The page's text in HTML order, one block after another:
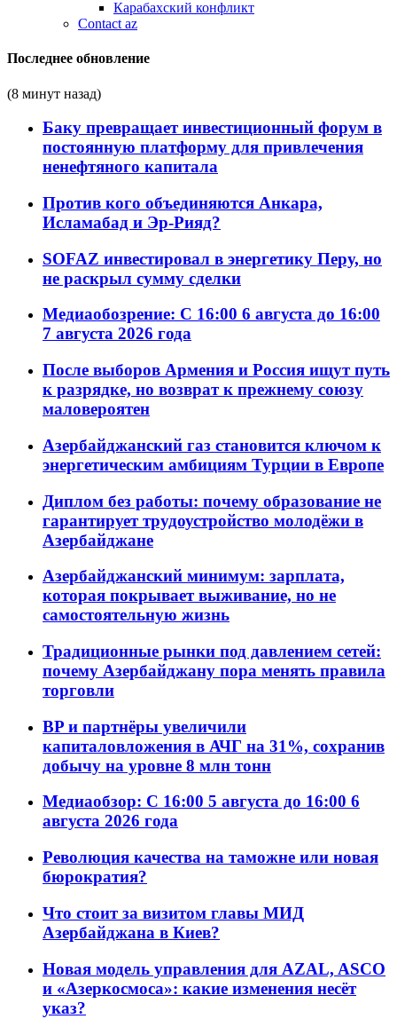
Карабахский конфликт
Contact az
Последнее обновление
(8 минут назад)
Баку превращает инвестиционный форум в
постоянную платформу для привлечения
ненефтяного капитала
Против кого объединяются Анкара,
Исламабад и Эр-Рияд?
SOFAZ инвестировал в энергетику Перу, но
не раскрыл сумму сделки
Медиаобозрение: С 16:00 6 августа до 16:00
7 августа 2026 года
После выборов Армения и Россия ищут путь
к разрядке, но возврат к прежнему союзу
маловероятен
Азербайджанский газ становится ключом к
энергетическим амбициям Турции в Европе
Диплом без работы: почему образование не
гарантирует трудоустройство молодёжи в
Азербайджане
Азербайджанский минимум: зарплата,
которая покрывает выживание, но не
самостоятельную жизнь
Традиционные рынки под давлением сетей:
почему Азербайджану пора менять правила
торговли
BP и партнёры увеличили
капиталовложения в АЧГ на 31%, сохранив
добычу на уровне 8 млн тонн
Медиаобзор: С 16:00 5 августа до 16:00 6
августа 2026 года
Революция качества на таможне или новая
бюрократия?
Что стоит за визитом главы МИД
Азербайджана в Киев?
Новая модель управления для AZAL, ASCO
и «Азеркосмоса»: какие изменения несёт
указ?